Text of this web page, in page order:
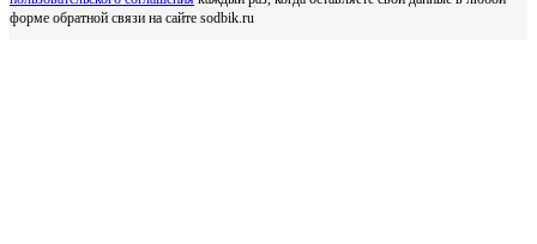
форме обратной связи на сайте sodbik.ru